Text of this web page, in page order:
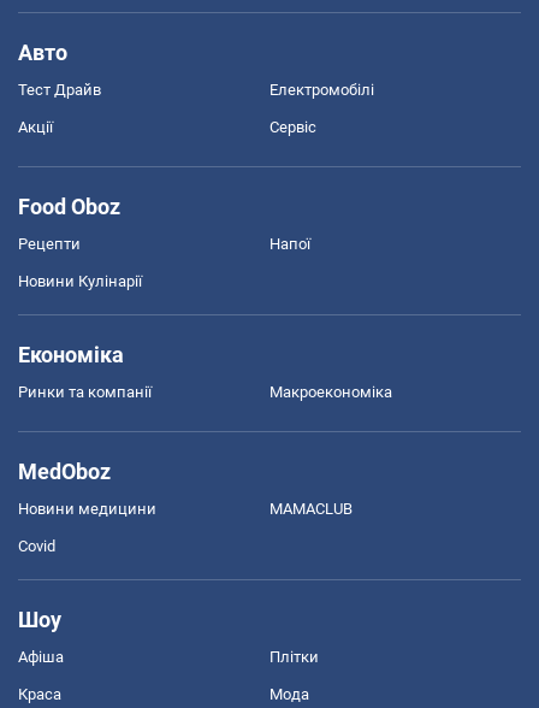
Авто
Тест Драйв Електромобілі
Акції Сервіс
Food Oboz
Рецепти Напої
Новини Кулінарії
Економіка
Ринки та компанії Макроекономіка
MedOboz
Новини медицини MAMACLUB
Covid
Шоу
Афіша Плітки
Краса Мода